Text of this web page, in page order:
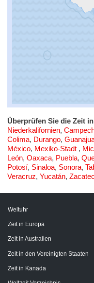
Überprüfen Sie die Zeit
Niederkalifornien,
Colima, Durango,
México, Mexiko-Stadt ,
León, Oaxaca, Puebla,
Potosí, Sinaloa, Sonora,
Veracruz, Yucatán,
Weltuhr
Zeit in Europa
Zeit in Australien
Zeit in den Vereinigten Staaten
Zeit in Kanada